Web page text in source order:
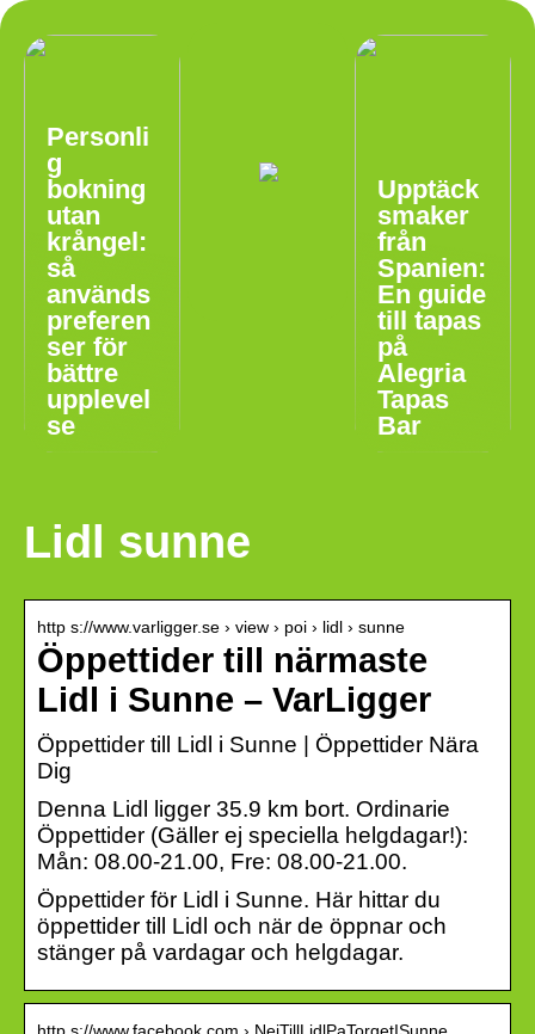
Personli
g
bokning
utan
krångel:
så
används
preferen
ser för
bättre
upplevel
se
Upptäck
smaker
från
Spanien:
En guide
till tapas
på
Alegria
Tapas
Bar
Lidl sunne
http s://www.varligger.se › view › poi › lidl › sunne
Öppettider till närmaste
Lidl i Sunne – VarLigger
Öppettider till Lidl i Sunne | Öppettider Nära
Dig
Denna Lidl ligger 35.9 km bort. Ordinarie
Öppettider (Gäller ej speciella helgdagar!):
Mån: 08.00-21.00, Fre: 08.00-21.00.
Öppettider för Lidl i Sunne. Här hittar du
öppettider till Lidl och när de öppnar och
stänger på vardagar och helgdagar.